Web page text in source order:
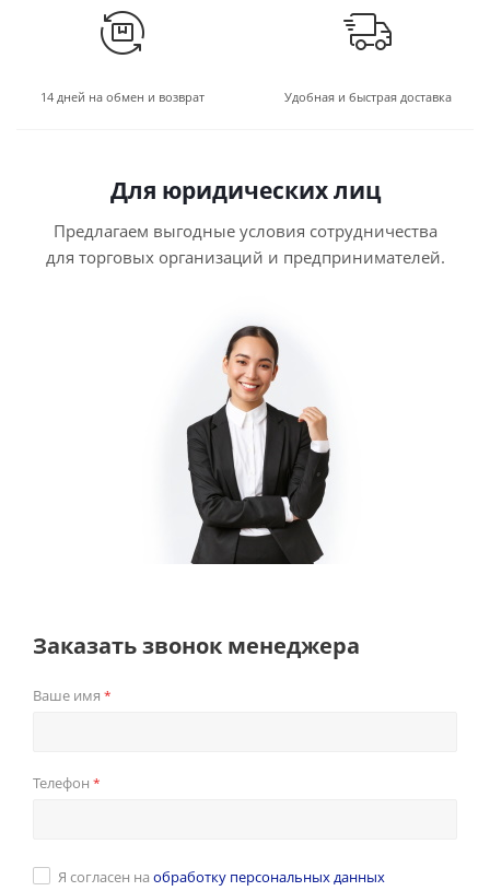
14 дней на обмен и возврат Удобная и быстрая доставка
Для юридических лиц
Предлагаем выгодные условия сотрудничества
для торговых организаций и предпринимателей.
Заказать звонок менеджера
Ваше имя *
Телефон *
Я согласен на обработку персональных данных